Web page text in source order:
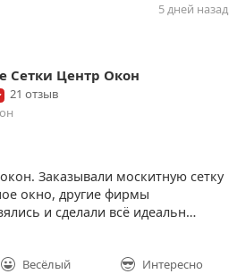
5 дней назад
Сетки Центр Окон
21 отзыв
Заказывали москитную сетку
окно, другие фирмы
и сделали всё идеальн…
Весёлый Интересно